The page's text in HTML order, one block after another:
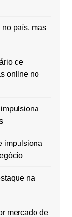
no país, mas
de
online no
impulsiona
na
mercado de